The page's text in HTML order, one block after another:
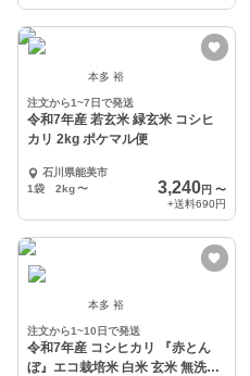
本多 裕
注文から1~7日で発送
令和7年産 若玄米 緑玄米 コシヒ
カリ 2kg ポケマル便
石川県能美市
1袋 2kg〜 3,240円 〜
+送料690円
本多 裕
注文から1~10日で発送
令和7年産 コシヒカリ 『赤とん
ぼ』エコ栽培米 白米 玄米 無洗米